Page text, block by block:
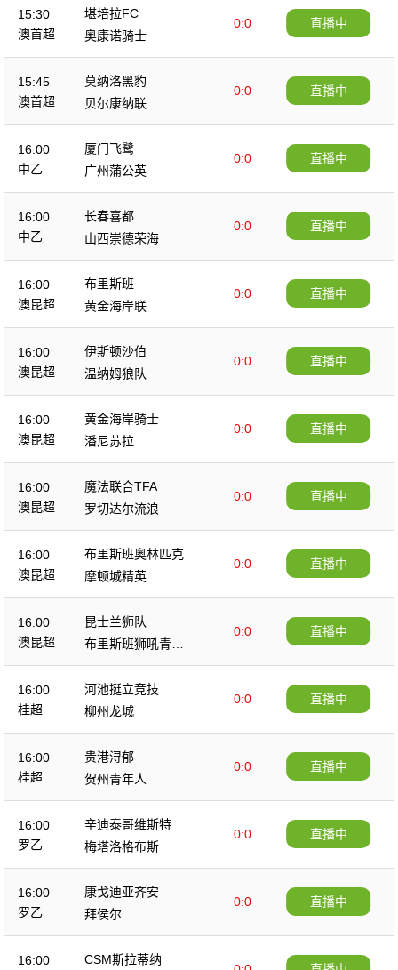
15:30
澳首超
堪培拉FC
0:0
奥康诺骑士
直播中
15:45
澳首超
莫纳洛黑豹
0:0
贝尔康纳联
直播中
16:00
中乙
厦门飞鹭
0:0
广州蒲公英
直播中
16:00
中乙
长春喜都
0:0
山西崇德荣海
直播中
16:00
澳昆超
布里斯班
0:0
黄金海岸联
直播中
16:00
澳昆超
伊斯顿沙伯
0:0
温纳姆狼队
直播中
16:00
澳昆超
黄金海岸骑士
0:0
潘尼苏拉
直播中
16:00
澳昆超
魔法联合TFA
0:0
罗切达尔流浪
直播中
16:00
澳昆超
布里斯班奥林匹克
0:0
摩顿城精英
直播中
16:00
澳昆超
昆士兰狮队
0:0
布里斯班狮吼青年
队
直播中
16:00
桂超
河池挺立竞技
0:0
柳州龙城
直播中
16:00
桂超
贵港浔郁
0:0
贺州青年人
直播中
16:00
罗乙
辛迪泰哥维斯特
0:0
梅塔洛格布斯
直播中
16:00
罗乙
康戈迪亚齐安
0:0
拜侯尔
直播中
16:00 CSM斯拉蒂纳